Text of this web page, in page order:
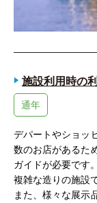
施設利用時の
通年
デパートやショッ
数のお店があるた
ガイドが必要です。
複雑な造りの施設
また、様々な展示